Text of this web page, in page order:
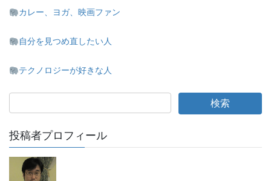
カレー、ヨガ、映画ファン
自分を見つめ直したい人
テクノロジーが好きな人
投稿者プロフィール